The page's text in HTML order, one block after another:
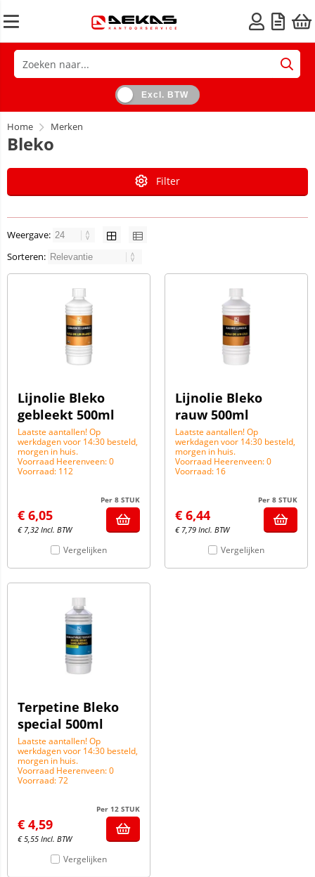
Excl. BTW
Home Merken
Bleko
Filter
Weergave:
Sorteren:
Lijnolie Bleko
gebleekt 500ml
Laatste aantallen! Op
werkdagen voor 14:30 besteld,
morgen in huis.
Voorraad Heerenveen: 0
Voorraad: 112
Per 8 STUK
€ 6,05
€ 7,32 Incl. BTW
Vergelijken
Lijnolie Bleko
rauw 500ml
Laatste aantallen! Op
werkdagen voor 14:30 besteld,
morgen in huis.
Voorraad Heerenveen: 0
Voorraad: 16
Per 8 STUK
€ 6,44
€ 7,79 Incl. BTW
Vergelijken
Terpetine Bleko
special 500ml
Laatste aantallen! Op
werkdagen voor 14:30 besteld,
morgen in huis.
Voorraad Heerenveen: 0
Voorraad: 72
Per 12 STUK
€ 4,59
€5,55 Incl. BTW
Vergelijken